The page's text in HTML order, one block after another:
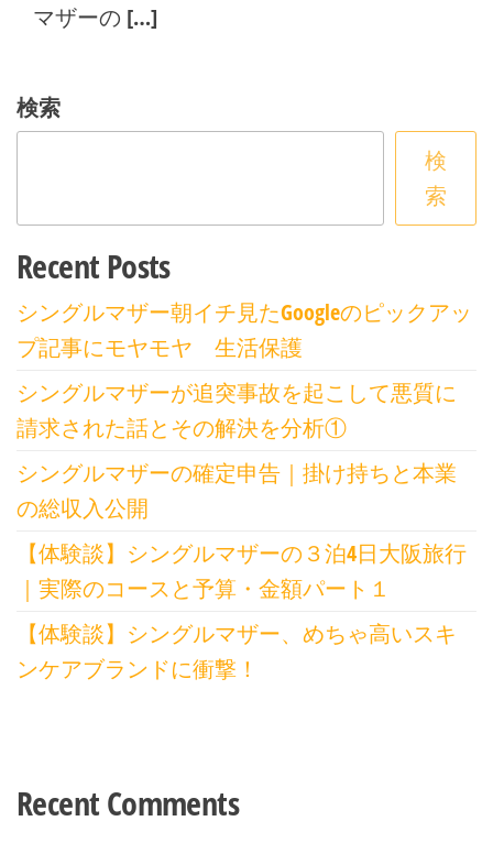
マザーの […]
検索
検
索
Recent Posts
シングルマザー朝イチ見たGoogleのピックアッ
プ記事にモヤモヤ 生活保護
シングルマザーが追突事故を起こして悪質に
請求された話とその解決を分析①
シングルマザーの確定申告｜掛け持ちと本業
の総収入公開
【体験談】シングルマザーの３泊4日大阪旅行
｜実際のコースと予算・金額パート１
【体験談】シングルマザー、めちゃ高いスキ
ンケアブランドに衝撃！
Recent Comments